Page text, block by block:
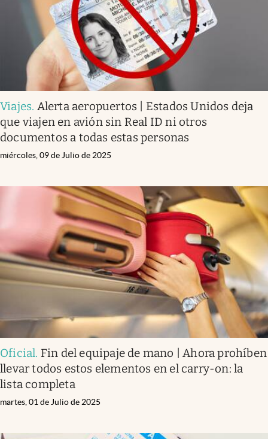
Viajes. Alerta aeropuertos | Estados Unidos deja
que viajen en avión sin Real ID ni otros
documentos a todas estas personas
miércoles, 09 de Julio de 2025
Oficial. Fin del equipaje de mano | Ahora prohíben
llevar todos estos elementos en el carry-on: la
lista completa
martes, 01 de Julio de 2025